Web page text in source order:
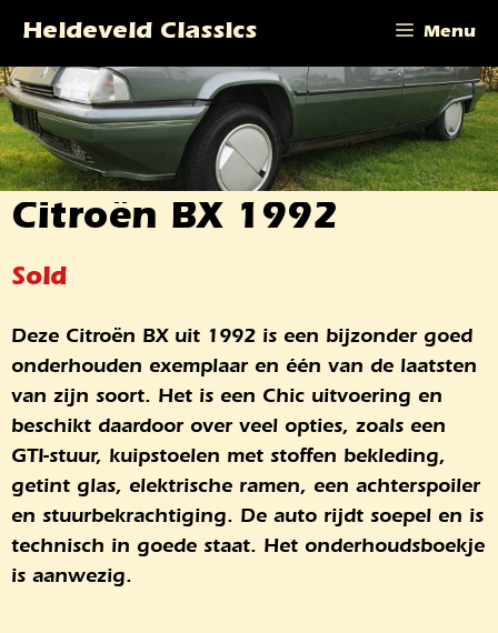
naar
de
inhoud
Heideveld Classics Menu
Citroën BX 1992
Sold
Deze Citroën BX uit 1992 is een bijzonder goed
onderhouden exemplaar en één van de laatsten
van zijn soort. Het is een Chic uitvoering en
beschikt daardoor over veel opties, zoals een
GTI-stuur, kuipstoelen met stoffen bekleding,
getint glas, elektrische ramen, een achterspoiler
en stuurbekrachtiging. De auto rijdt soepel en is
technisch in goede staat. Het onderhoudsboekje
is aanwezig.